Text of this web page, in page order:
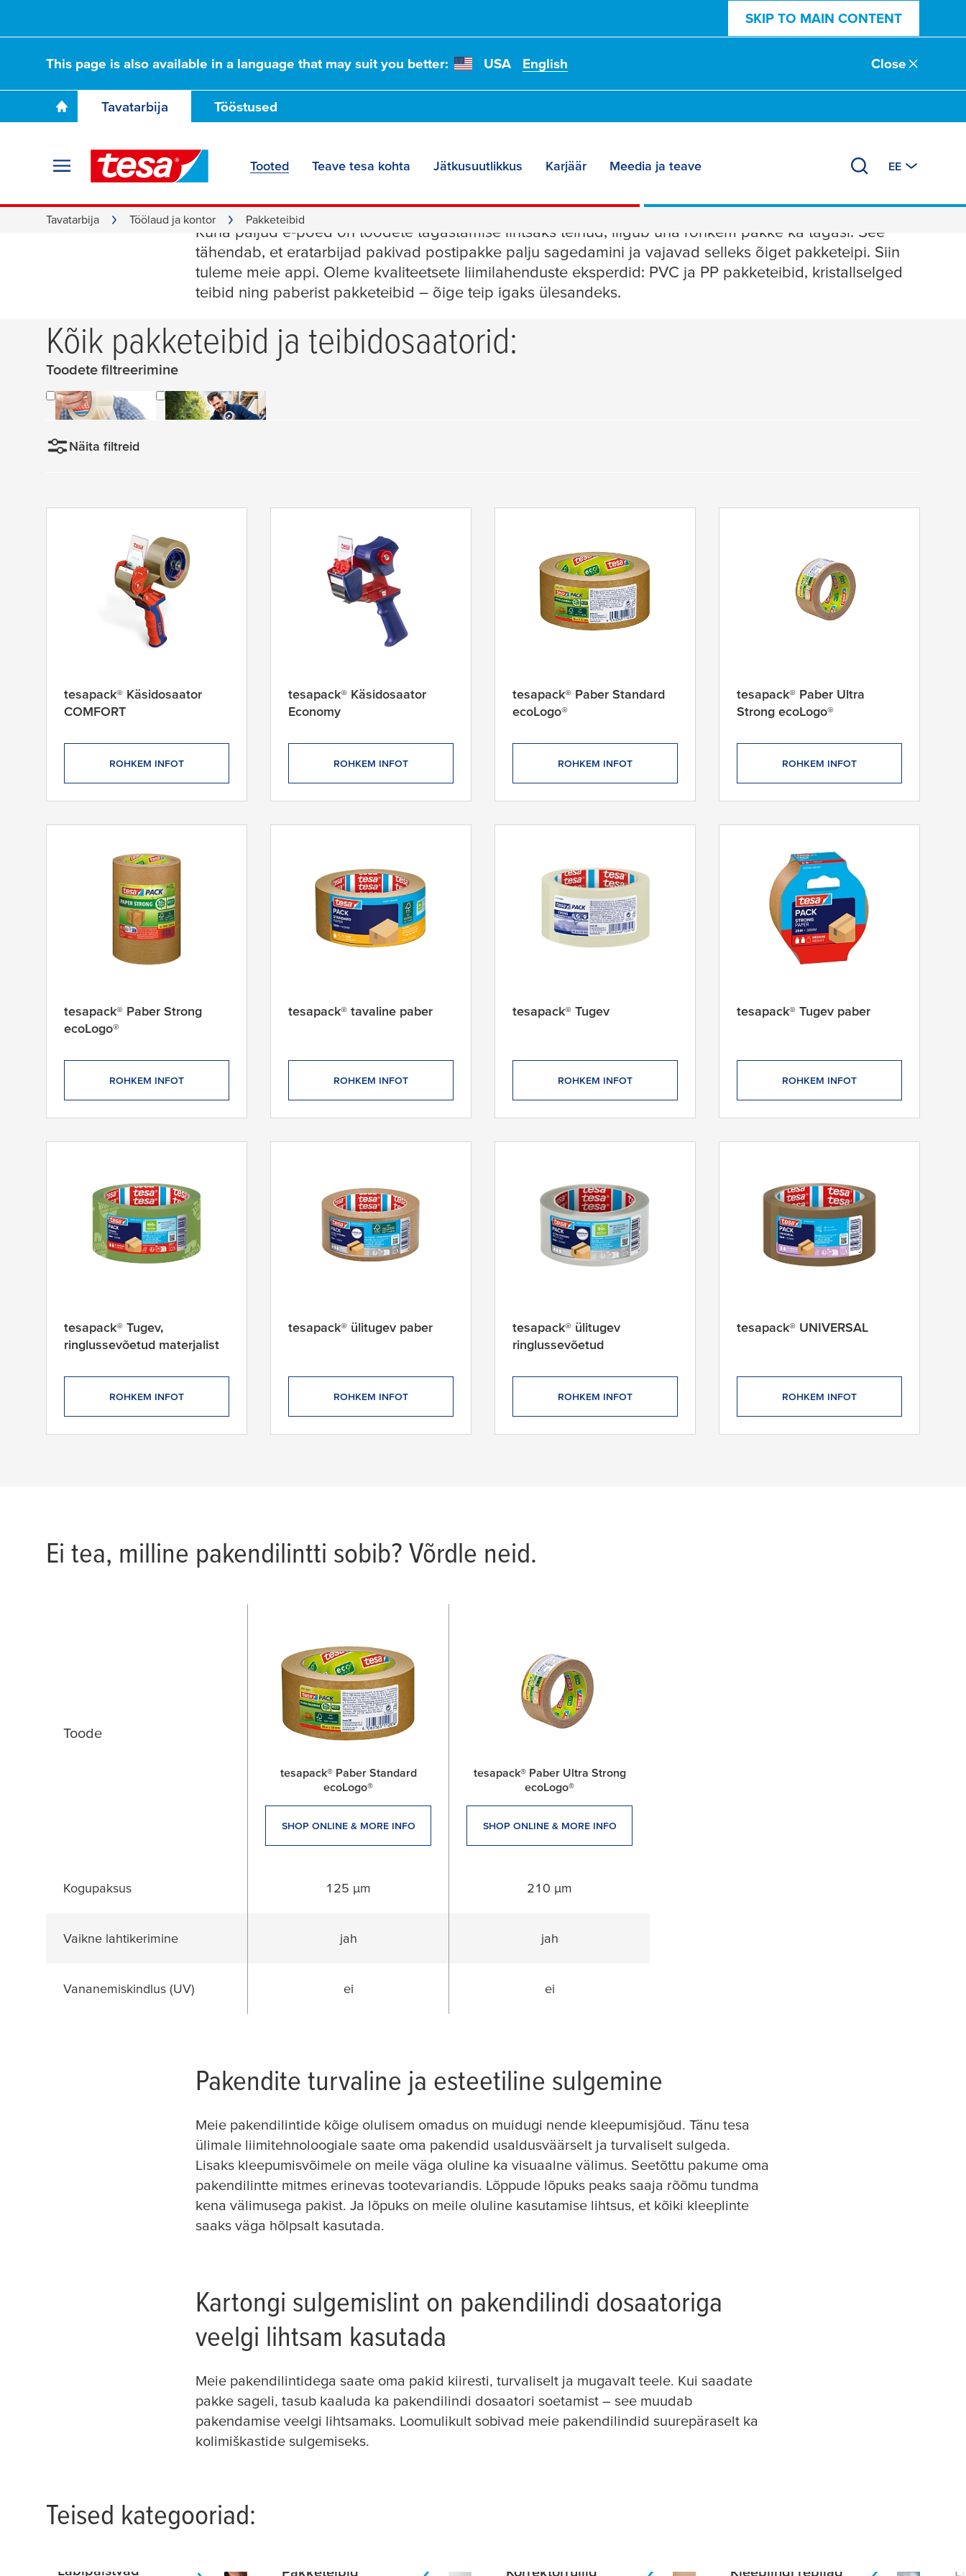
SKIP TO MAIN CONTENT
This page is also available in a language that may suit you better: USA English Close
Tavatarbija Tööstused
Tooted Teave tesa kohta Jätkusuutlikkus Karjäär Meedia ja teave EE
Tavatarbija Töölaud ja kontor Pakketeibid
Pakketeibid ja teibidosaatorid
Kuna paljud e‑poed on toodete tagastamise lihtsaks teinud, liigub üha rohkem pakke ka tagasi. See
tähendab, et eratarbijad pakivad postipakke palju sagedamini ja vajavad selleks õiget pakketeipi. Siin
tuleme meie appi. Oleme kvaliteetsete liimilahenduste eksperdid: PVC ja PP pakketeibid, kristallselged
teibid ning paberist pakketeibid – õige teip igaks ülesandeks.
Kõik pakketeibid ja teibidosaatorid:
Toodete filtreerimine
Pakendilindid
Pakendilindi
dosaator
Näita filtreid
tesapack® Käsidosaator
COMFORT
ROHKEM INFOT
tesapack® Käsidosaator
Economy
ROHKEM INFOT
tesapack® Paber Standard
ecoLogo®
ROHKEM INFOT
tesapack® Paber Ultra
Strong ecoLogo®
ROHKEM INFOT
tesapack® Paber Strong
ecoLogo®
ROHKEM INFOT
tesapack® tavaline paber
ROHKEM INFOT
tesapack® Tugev
ROHKEM INFOT
tesapack® Tugev paber
ROHKEM INFOT
tesapack® Tugev,
ringlussevõetud materjalist
ROHKEM INFOT
tesapack® ülitugev paber
ROHKEM INFOT
tesapack® ülitugev
ringlussevõetud
ROHKEM INFOT
tesapack® UNIVERSAL
ROHKEM INFOT
Ei tea, milline pakendilintti sobib? Võrdle neid.
Toode
tesapack® Paber Standard
ecoLogo®
SHOP ONLINE & MORE INFO
tesapack® Paber Ultra Strong
ecoLogo®
SHOP ONLINE & MORE INFO
Kogupaksus 125 µm 210 µm
Vaikne lahtikerimine jah jah
Vananemiskindlus (UV) ei ei
Pakendite turvaline ja esteetiline sulgemine
Meie pakendilintide kõige olulisem omadus on muidugi nende kleepumisjõud. Tänu tesa
ülimale liimitehnoloogiale saate oma pakendid usaldusväärselt ja turvaliselt sulgeda.
Lisaks kleepumisvõimele on meile väga oluline ka visuaalne välimus. Seetõttu pakume oma
pakendilintte mitmes erinevas tootevariandis. Lõppude lõpuks peaks saaja rõõmu tundma
kena välimusega pakist. Ja lõpuks on meile oluline kasutamise lihtsus, et kõiki kleeplinte
saaks väga hõlpsalt kasutada.
Kartongi sulgemislint on pakendilindi dosaatoriga
veelgi lihtsam kasutada
Meie pakendilintidega saate oma pakid kiiresti, turvaliselt ja mugavalt teele. Kui saadate
pakke sageli, tasub kaaluda ka pakendilindi dosaatori soetamist – see muudab
pakendamise veelgi lihtsamaks. Loomulikult sobivad meie pakendilindid suurepäraselt ka
kolimiškastide sulgemiseks.
Teised kategooriad:
Läbipaistvad Pakketeibid Korrektorrullid Kleeplindi rebijad